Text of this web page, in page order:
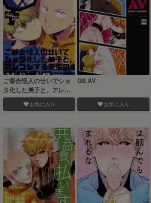
ご都合怪人のせいでショ
タ化した弟子と、アレコ
レする先生の本
お気に入り
GS AV
お気に入り